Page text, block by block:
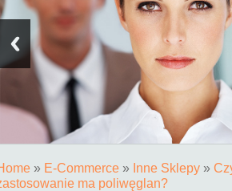
» E-Commerce » Inne Sklepy »
ma poliwęglan?